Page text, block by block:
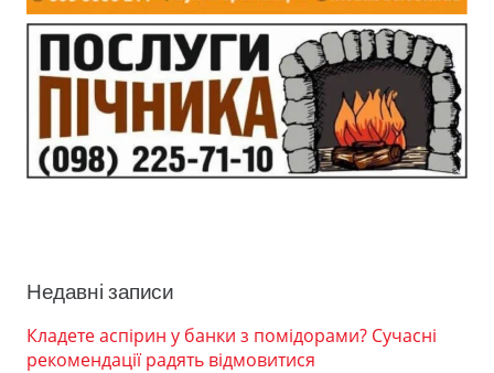
Недавні записи
Кладете аспірин у банки з помідорами? Сучасні
рекомендації радять відмовитися